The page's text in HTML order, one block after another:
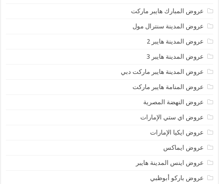
عروض المبارك هايبر ماركت
عروض المدينة سنترال مول
عروض المدينة هايبر 2
عروض المدينة هايبر 3
عروض المدينة هايبر ماركت دبي
عروض المنامة هايبر ماركت
عروض النهضة المصرية
عروض اي ستي الإمارات
عروض ايكيا الإمارات
عروض ايماكس
عروض اينس المدينة هايبر
عروض باركو أبوظبي